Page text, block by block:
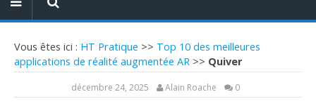
Vous êtes ici : HT Pratique >> Top 10 des meilleures
applications de réalité augmentée AR >> Quiver
décembre 24, 2025 Alain Roache 0